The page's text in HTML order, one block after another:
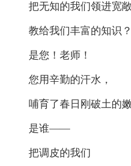
把无知的我们领进宽
教给我们丰富的知识？
是您！老师！
您用辛勤的汗水，
哺育了春日刚破土的嫩
是谁——
把调皮的我们